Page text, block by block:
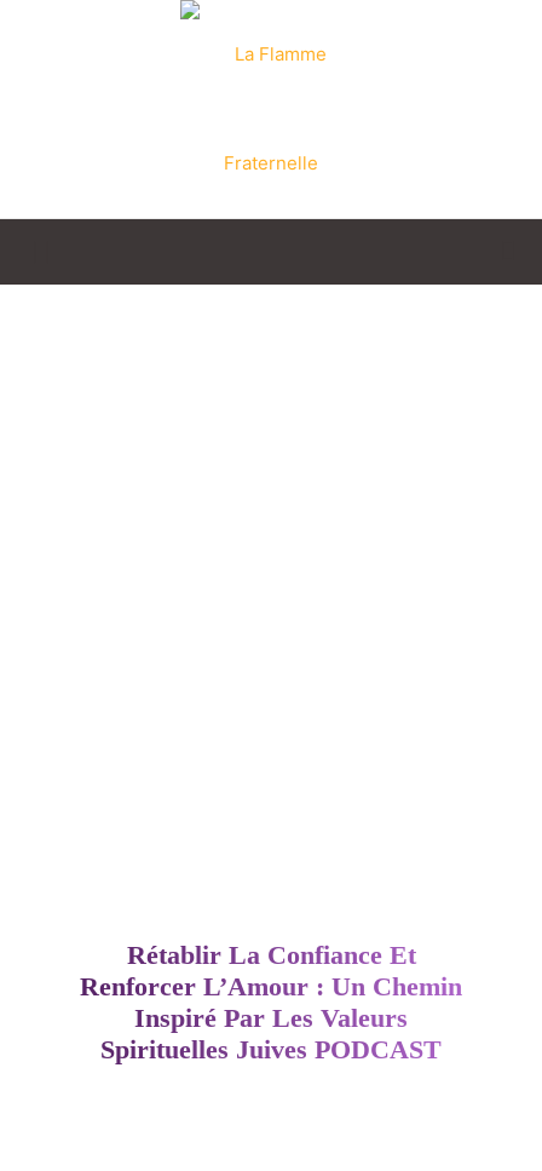
Rétablir La Confiance Et
Renforcer L’Amour : Un Chemin
Inspiré Par Les Valeurs
Spirituelles Juives PODCAST